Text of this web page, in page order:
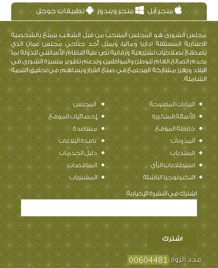
متجر آبل متجر ويندوز تطبيقات جوجل
مجلس الشورى هو المجلس المنتخب من قبل الشعب، يتمتع بالشخصية
الاعتبارية المستقلة اداريا وماليا، ويمثل أحد جناحي مجلس عمان الذي
يضطلع بصلاحيات تشريعية ورقابية نص عليه النظام الأساسي للدولة بما
يخدم الصالح العام للوطن والمواطنين، ويدعم تطوير مسيرة الشورى في
البلاد ويعزز مشاركة المجتمع في صنع القرار ويساهم في تحقيق التنمية
الشاملة .
المجلس
البيانات المفتوحة
إحصائيات الموقع
الأسئلة المتكررة
مساعدة
خارطة الموقع
نافذة البلاغات
المدونات
دليل الخدمات
المنتديات
المناقصات
استطلاعات الرأي
المشتريات
التكنولوجيا الناشئة
اشترك في النشرة الإخبارية
عدد الزوار: